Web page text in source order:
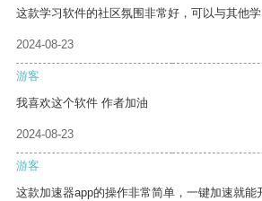
这款学习软件的社区氛围非常好，可以与其他学
2024-08-23
游客
我喜欢这个软件 作者加油
2024-08-23
游客
这款加速器app的操作非常简单，一键加速就能